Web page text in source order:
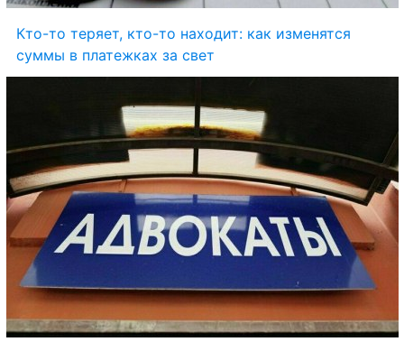
Кто-то теряет, кто-то находит: как изменятся
суммы в платежках за свет